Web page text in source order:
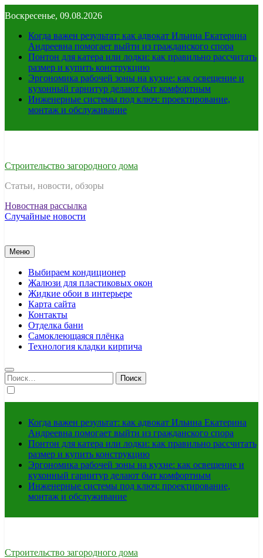
к
содержимому
Воскресенье, 09.08.2026
Когда важен результат: как адвокат Ильина Екатерина
Андреевна помогает выйти из гражданского спора
Понтон для катера или лодки: как правильно рассчитать
размер и купить конструкцию
Эргономика рабочей зоны на кухне: как освещение и
кухонный гарнитур делают быт комфортным
Инженерные системы под ключ: проектирование,
монтаж и обслуживание
Строительство загородного дома
Статьи, новости, обзоры
Новостная рассылка
Случайные новости
Меню
Выбираем кондиционер
Жалюзи для пластиковых окон
Жидкие обои в интерьере
Карта сайта
Контакты
Отделка бани
Самоклеющаяся плёнка
Технология кладки кирпича
Найти:
Когда важен результат: как адвокат Ильина Екатерина
Андреевна помогает выйти из гражданского спора
Понтон для катера или лодки: как правильно рассчитать
размер и купить конструкцию
Эргономика рабочей зоны на кухне: как освещение и
кухонный гарнитур делают быт комфортным
Инженерные системы под ключ: проектирование,
монтаж и обслуживание
Строительство загородного дома